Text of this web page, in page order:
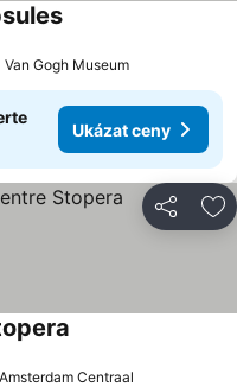
Gogh Museum
Ukázat ceny
Sdílet
Centraal